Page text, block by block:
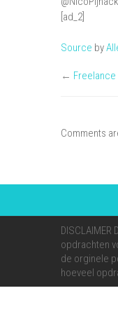
[ad_2]
Source by
← Freelance
Comments
opdrachten
de orginele
hoeveel